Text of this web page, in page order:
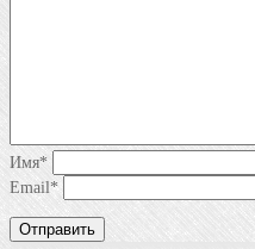
Имя*
Email*